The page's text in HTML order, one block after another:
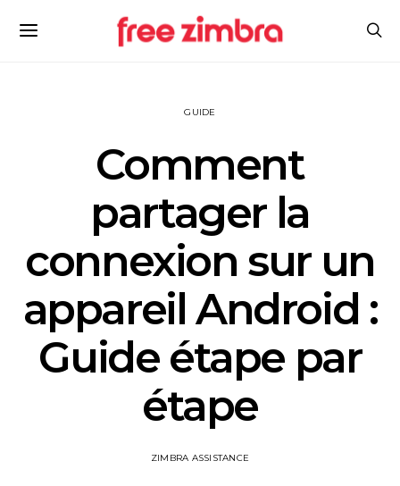
GUIDE
Comment
partager la
connexion sur un
appareil Android :
Guide étape par
étape
ZIMBRA ASSISTANCE